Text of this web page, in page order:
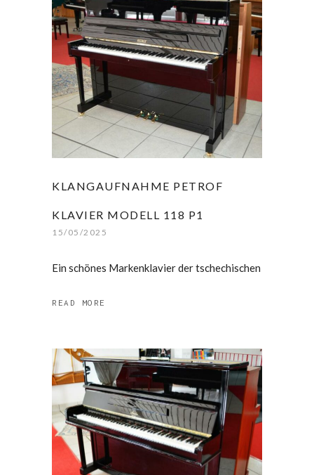
KLANGAUFNAHME PETROF
KLAVIER MODELL 118 P1
15/05/2025
Ein schönes Markenklavier der tschechischen
READ MORE